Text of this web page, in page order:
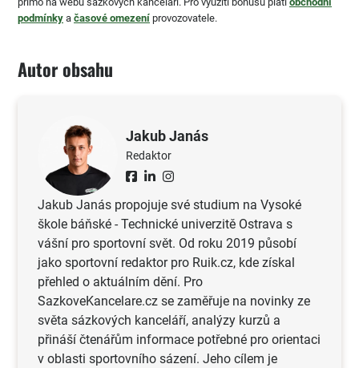
podmínky a časové omezení provozovatele.
Autor obsahu
Jakub Janás
Redaktor
Jakub Janás propojuje své studium na Vysoké
škole báňské - Technické univerzitě Ostrava s
vášní pro sportovní svět. Od roku 2019 působí
jako sportovní redaktor pro Ruik.cz, kde získal
přehled o aktuálním dění. Pro
SazkoveKancelare.cz se zaměřuje na novinky ze
světa sázkových kanceláří, analýzy kurzů a
přináší čtenářům informace potřebné pro orientaci
v oblasti sportovního sázení. Jeho cílem je